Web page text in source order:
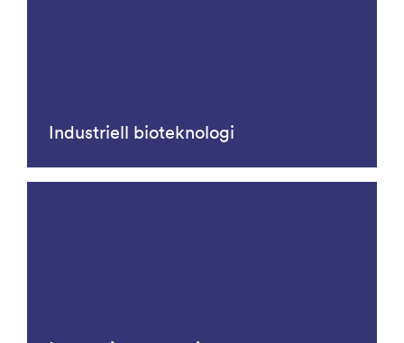
Industriell bioteknologi